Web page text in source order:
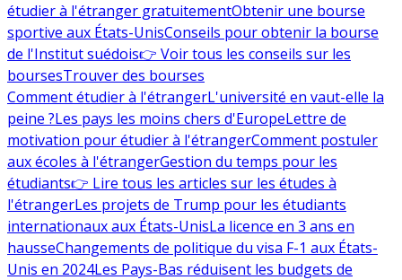
étudier à l'étranger gratuitementObtenir une bourse
sportive aux États-UnisConseils pour obtenir la bourse
de l'Institut suédois👉 Voir tous les conseils sur les
boursesTrouver des bourses
Comment étudier à l'étrangerL'université en vaut-elle la
peine ?Les pays les moins chers d'EuropeLettre de
motivation pour étudier à l'étrangerComment postuler
aux écoles à l'étrangerGestion du temps pour les
étudiants👉 Lire tous les articles sur les études à
l'étrangerLes projets de Trump pour les étudiants
internationaux aux États-UnisLa licence en 3 ans en
hausseChangements de politique du visa F-1 aux États-
Unis en 2024Les Pays-Bas réduisent les budgets de